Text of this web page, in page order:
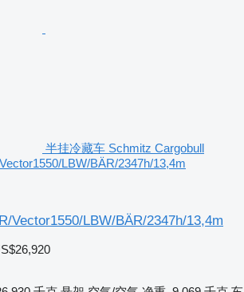
半挂冷藏车 Schmitz Cargobull
LBW/BÄR/2347h/13,4m
Vector1550/LBW/BÄR/2347h/13,4m